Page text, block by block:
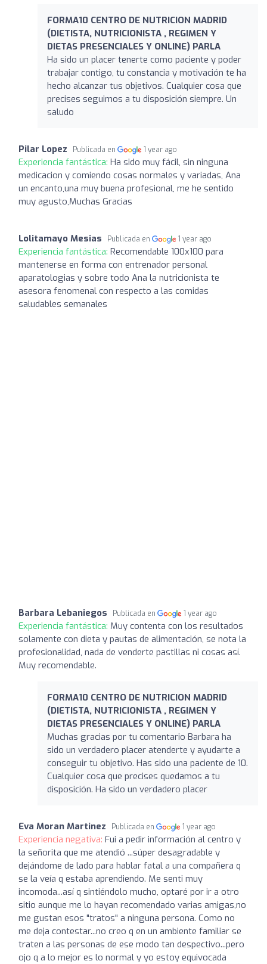
FORMA10 CENTRO DE NUTRICION MADRID
(DIETISTA, NUTRICIONISTA , REGIMEN Y
DIETAS PRESENCIALES Y ONLINE) PARLA
Ha sido un placer tenerte como paciente y poder
trabajar contigo, tu constancia y motivación te ha
hecho alcanzar tus objetivos. Cualquier cosa que
precises seguimos a tu disposición siempre. Un
saludo
Pilar Lopez Publicada en 1 year ago
Experiencia fantástica: Ha sido muy fácil, sin ninguna
medicacion y comiendo cosas normales y variadas, Ana
un encanto,una muy buena profesional, me he sentido
muy agusto,Muchas Gracias
Lolitamayo Mesias Publicada en 1 year ago
Experiencia fantástica: Recomendable 100x100 para
mantenerse en forma con entrenador personal
aparatologias y sobre todo Ana la nutricionista te
asesora fenomenal con respecto a las comidas
saludables semanales
Barbara Lebaniegos Publicada en 1 year ago
Experiencia fantástica: Muy contenta con los resultados
solamente con dieta y pautas de alimentación, se nota la
profesionalidad, nada de venderte pastillas ni cosas así.
Muy recomendable.
FORMA10 CENTRO DE NUTRICION MADRID
(DIETISTA, NUTRICIONISTA , REGIMEN Y
DIETAS PRESENCIALES Y ONLINE) PARLA
Muchas gracias por tu comentario Barbara ha
sido un verdadero placer atenderte y ayudarte a
conseguir tu objetivo. Has sido una paciente de 10.
Cualquier cosa que precises quedamos a tu
disposición. Ha sido un verdadero placer
Eva Moran Martinez Publicada en 1 year ago
Experiencia negativa: Fui a pedir información al centro y
la señorita que me atendió ...súper desagradable y
dejándome de lado para hablar fatal a una compañera q
se la veía q estaba aprendiendo. Me senti muy
incomoda...así q sintiéndolo mucho, optaré por ir a otro
sitio aunque me lo hayan recomendado varias amigas,no
me gustan esos "tratos" a ninguna persona. Como no
me deja contestar...no creo q en un ambiente familiar se
traten a las personas de ese modo tan despectivo...pero
ojo q a lo mejor es lo normal y yo estoy equivocada